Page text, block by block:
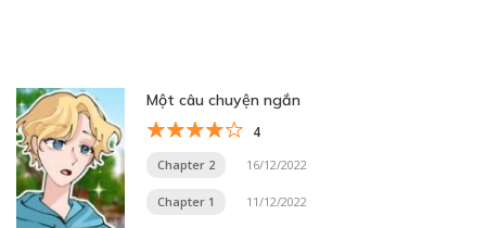
Một câu chuyện ngắn
4
Chapter 2 16/12/2022
Chapter 1 11/12/2022